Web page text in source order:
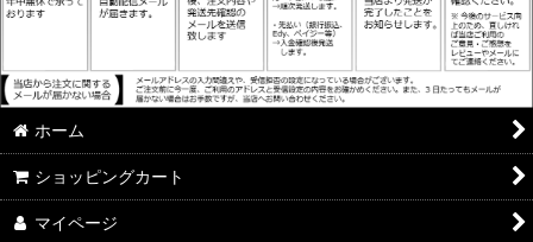
ホーム
ショッピングカート
マイページ